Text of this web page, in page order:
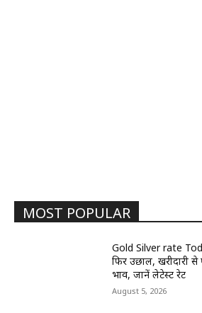
MOST POPULAR
Gold Silver rate
फिर उछाल,
भाव, जानें लेटेस्ट रेट
August 5, 2026